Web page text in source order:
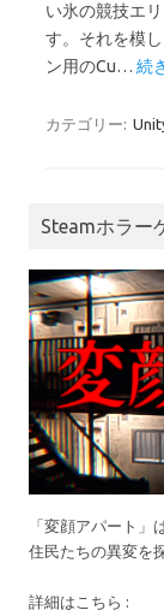
い氷の競技エ
す。それを模
ン用のCu… 続
カテゴリー:
Steamホラー
「変顔アパート
住民たちの異変を
詳細はこちら :